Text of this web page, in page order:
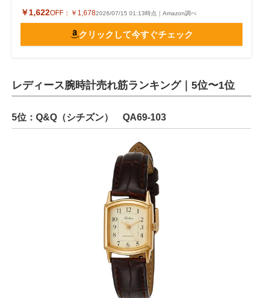
￥1,622OFF： ￥1,6782026/07/15 01:13時点｜Amazon調べ
クリックして今すぐチェック
レディース腕時計売れ筋ランキング｜5位〜1位
5位：Q&Q（シチズン） QA69-103